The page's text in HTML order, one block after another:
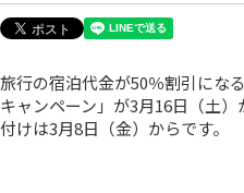
旅行の宿泊代金が50％割引にな
キャンペーン」が3月16日（土
付けは3月8日（金）からです。